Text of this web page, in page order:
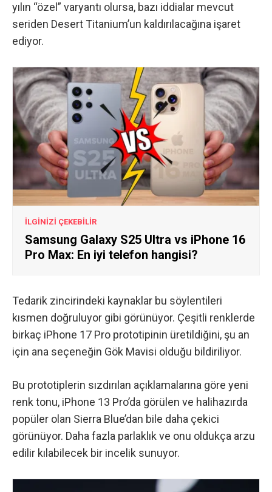
yılın “özel” varyantı olursa, bazı iddialar mevcut
seriden Desert Titanium’un kaldırılacağına işaret
ediyor.
İLGİNİZİ ÇEKEBİLİR
Samsung Galaxy S25 Ultra vs iPhone 16
Pro Max: En iyi telefon hangisi?
Tedarik zincirindeki kaynaklar bu söylentileri
kısmen doğruluyor gibi görünüyor. Çeşitli renklerde
birkaç iPhone 17 Pro prototipinin üretildiğini, şu an
için ana seçeneğin Gök Mavisi olduğu bildiriliyor.
Bu prototiplerin sızdırılan açıklamalarına göre yeni
renk tonu, iPhone 13 Pro’da görülen ve halihazırda
popüler olan Sierra Blue’dan bile daha çekici
görünüyor. Daha fazla parlaklık ve onu oldukça arzu
edilir kılabilecek bir incelik sunuyor.